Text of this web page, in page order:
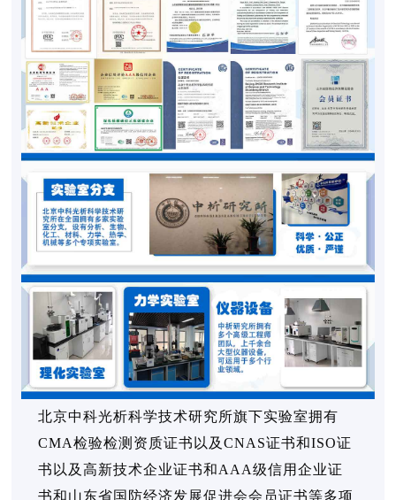
北京中科光析科学技术研究所旗下实验室拥有
CMA检验检测资质证书以及CNAS证书和ISO证
书以及高新技术企业证书和AAA级信用企业证
书和山东省国防经济发展促进会会员证书等多项